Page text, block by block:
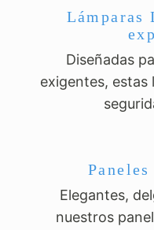
Lámparas
Diseñadas
exigentes, estas
Elegantes,
nuestros